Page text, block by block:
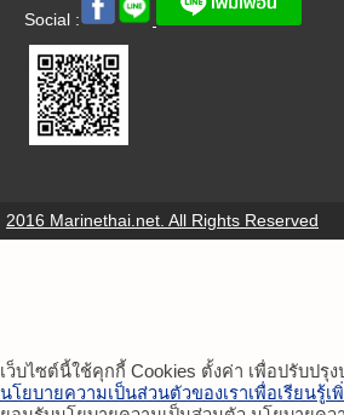
Social :
2016 Marinethai.net. All Rights Reserved
เว็บไซต์นี้ใช้คุกกี้ Cookies ตั้งค่า เพื่อปรับป
นโยบายความเป็นส่วนตัวของเราเพื่อเรียนรู้เ